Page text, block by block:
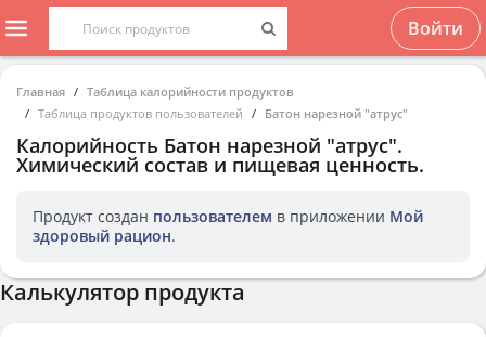
Войти
Главная
Таблица калорийности продуктов
Таблица продуктов пользователей
Батон нарезной "атрус"
Калорийность Батон нарезной "атрус".
Химический состав и пищевая ценность.
Продукт создан пользователем в приложении Мой
здоровый рацион.
Калькулятор продукта